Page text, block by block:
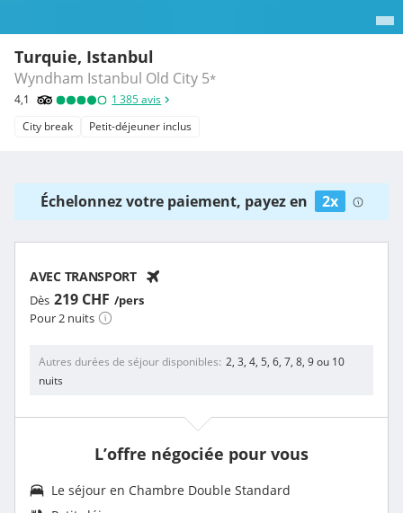
Turquie, Istanbul
Wyndham Istanbul Old City 5*
4,1 1 385avis
City break
Petit-déjeuner inclus
Échelonnez votre paiement, payez en 2x
AVEC TRANSPORT
Dès 219 CHF /pers
Pour 2 nuits
Autres durées de séjour disponibles 2, 3, 4, 5, 6, 7, 8, 9 ou 10
nuits
L’offre négociée pour vous
Le séjour en Chambre Double Standard